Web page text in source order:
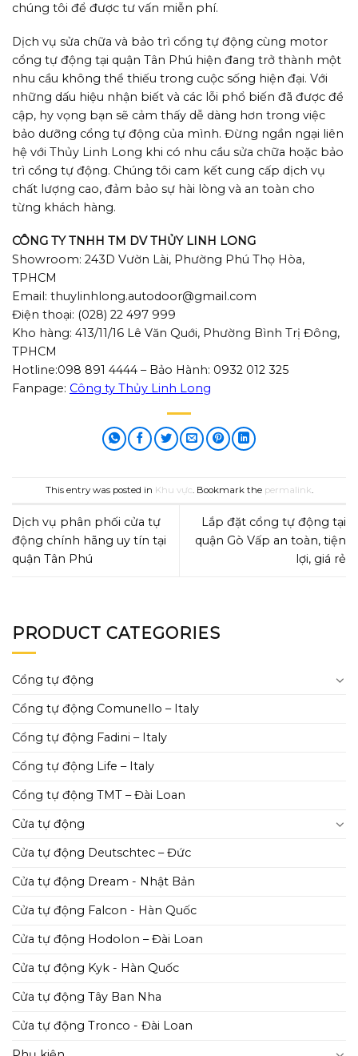
chúng tôi để được tư vấn miễn phí.
Dịch vụ sửa chữa và bảo trì cổng tự động cùng motor
cổng tự động tại quận Tân Phú hiện đang trở thành một
nhu cầu không thể thiếu trong cuộc sống hiện đại. Với
những dấu hiệu nhận biết và các lỗi phổ biến đã được đề
cập, hy vọng bạn sẽ cảm thấy dễ dàng hơn trong việc
bảo dưỡng cổng tự động của mình. Đừng ngần ngại liên
hệ với Thủy Linh Long khi có nhu cầu sửa chữa hoặc bảo
trì cổng tự động. Chúng tôi cam kết cung cấp dịch vụ
chất lượng cao, đảm bảo sự hài lòng và an toàn cho
từng khách hàng.
CÔNG TY TNHH TM DV THỦY LINH LONG
Showroom: 243D Vườn Lài, Phường Phú Thọ Hòa,
TPHCM
Email: thuylinhlong.autodoor@gmail.com
Điện thoại: (028) 22 497 999
Kho hàng: 413/11/16 Lê Văn Quới, Phường Bình Trị Đông,
TPHCM
Hotline:098 891 4444 – Bảo Hành: 0932 012 325
Fanpage: Công ty Thủy Linh Long
This entry was posted in Khu vực. Bookmark the permalink.
Dịch vụ phân phối cửa tự
động chính hãng uy tín tại
quận Tân Phú
Lắp đặt cổng tự động tại
quận Gò Vấp an toàn, tiện
lợi, giá rẻ
PRODUCT CATEGORIES
Cổng tự động
Cổng tự động Comunello – Italy
Cổng tự động Fadini – Italy
Cổng tự động Life – Italy
Cổng tự động TMT – Đài Loan
Cửa tự động
Cửa tự động Deutschtec – Đức
Cửa tự động Dream - Nhật Bản
Cửa tự động Falcon - Hàn Quốc
Cửa tự động Hodolon – Đài Loan
Cửa tự động Kyk - Hàn Quốc
Cửa tự động Tây Ban Nha
Cửa tự động Tronco - Đài Loan